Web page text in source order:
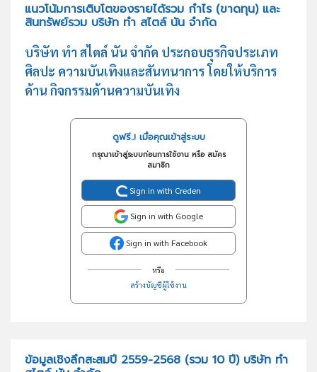
แนวโน้มการเติบโตของรายได้รวม กำไร (ขาดทุน) และ
สินทรัพย์รวม บริษัท ทำ สไตล์ นัน จำกัด
บริษัท ทำ สไตล์ นัน จำกัด ประกอบธุรกิจประเภท
ศิลปะ ความบันเทิงและสันทนาการ โดยให้บริการ
ด้าน กิจกรรมด้านความบันเทิง
ดูฟรี..! เมื่อคุณเข้าสู่ระบบ
กรุณาเข้าสู่ระบบก่อนการใช้งาน หรือ สมัคร
สมาชิก
Sign in with Creden
Sign in with Google
Sign in with Facebook
หรือ
สร้างบัญชีผู้ใช้งาน
ข้อมูลเชิงลึกสะสมปี 2559-2568 (รวม 10 ปี) บริษัท ทำ